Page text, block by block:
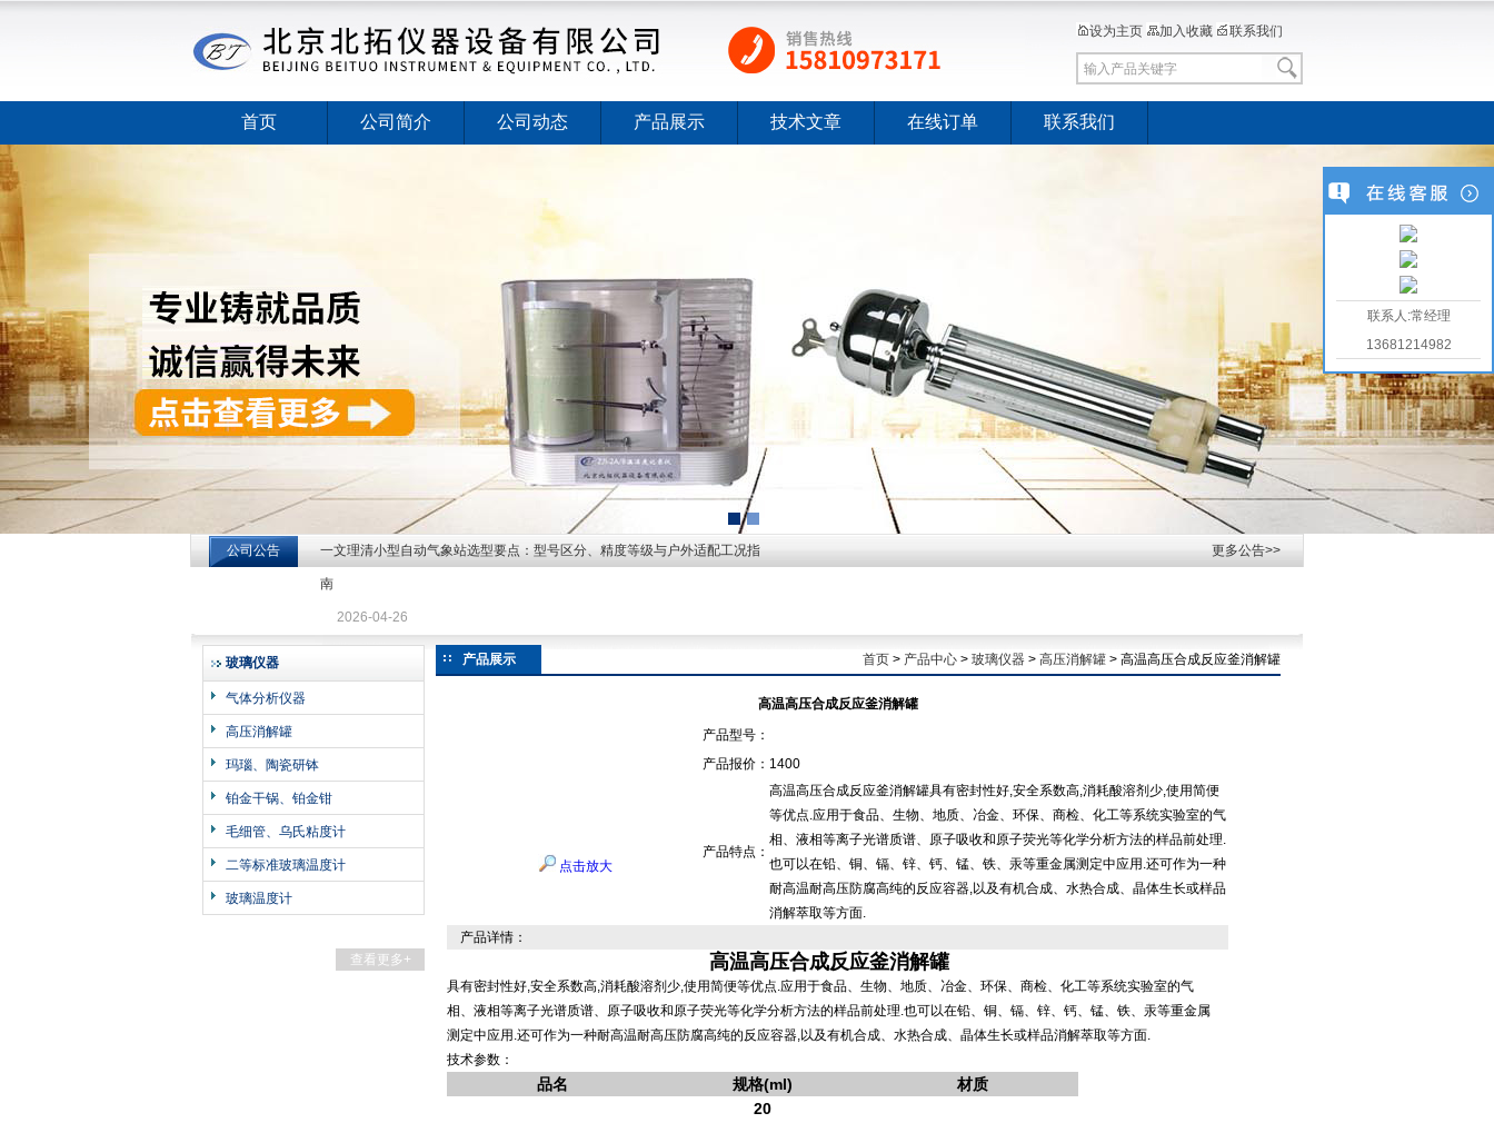
北京北拓仪器设备有限公司
设为主页 加入收藏 联系我们
首页 公司简介 公司动态 产品展示 技术文章 在线订单 联系我们
公司公告 一文理清小型自动气象站选型要点：型号区分、精度等级与户外适配工况指
南
2026-04-26
更多公告>>
玻璃仪器
气体分析仪器
高压消解罐
玛瑙、陶瓷研钵
铂金干锅、铂金钳
毛细管、乌氏粘度计
二等标准玻璃温度计
玻璃温度计
查看更多+
产品展示 首页 > 产品中心 > 玻璃仪器 > 高压消解罐 > 高温高压合成反应釜消解罐
高温高压合成反应釜消解罐
点击放大
产品型号：
产品报价： 1400
产品特点：
高温高压合成反应釜消解罐具有密封性好,安全系数高,消耗酸溶剂少,使用简便
等优点.应用于食品、生物、地质、冶金、环保、商检、化工等系统实验室的气
相、液相等离子光谱质谱、原子吸收和原子荧光等化学分析方法的样品前处理.
也可以在铅、铜、镉、锌、钙、锰、铁、汞等重金属测定中应用.还可作为一种
耐高温耐高压防腐高纯的反应容器,以及有机合成、水热合成、晶体生长或样品
消解萃取等方面.
产品详情：
高温高压合成反应釜消解罐
具有密封性好,安全系数高,消耗酸溶剂少,使用简便等优点.应用于食品、生物、地质、冶金、环保、商检、化工等系统实验室的气
相、液相等离子光谱质谱、原子吸收和原子荧光等化学分析方法的样品前处理.也可以在铅、铜、镉、锌、钙、锰、铁、汞等重金属
测定中应用.还可作为一种耐高温耐高压防腐高纯的反应容器,以及有机合成、水热合成、晶体生长或样品消解萃取等方面.
技术参数 ：
品名 规格(ml) 材质
20
联系人:常经理
13681214982